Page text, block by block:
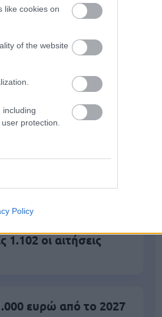
like cookies on
of the website
including
protection.
Policy
Υπολογιστών σε 2
της Google
οι αιτήσεις
ευρώ από το 2027